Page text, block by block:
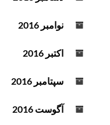
نوامبر 2016
اکتبر 2016
سپتامبر 2016
آگوست 2016